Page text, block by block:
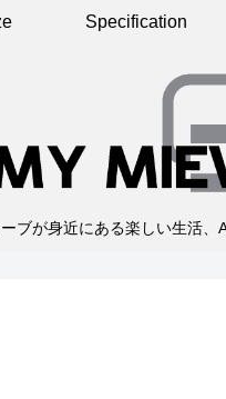
ブが身近にある楽しい生活、
Specification